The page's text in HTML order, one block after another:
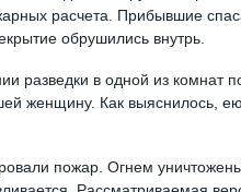
расчета. Прибывшие
обрушились внутрь.
разведки в одной из комнат
женщину. Как выяснилось,
пожар. Огнем